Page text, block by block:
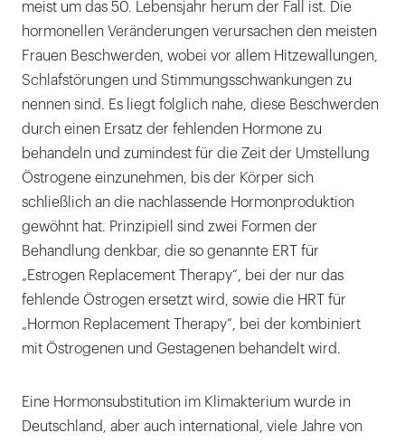
Keine Bedenken gegen Kurzzeittherapie
meist um das 50. Lebensjahr herum der Fall ist. Die
hormonellen Veränderungen verursachen den meisten
Frauen Beschwerden, wobei vor allem Hitzewallungen,
Schlafstörungen und Stimmungsschwankungen zu
nennen sind. Es liegt folglich nahe, diese Beschwerden
durch einen Ersatz der fehlenden Hormone zu
behandeln und zumindest für die Zeit der Umstellung
Östrogene einzunehmen, bis der Körper sich
schließlich an die nachlassende Hormonproduktion
gewöhnt hat. Prinzipiell sind zwei Formen der
Behandlung denkbar, die so genannte ERT für
„Estrogen Replacement Therapy“, bei der nur das
fehlende Östrogen ersetzt wird, sowie die HRT für
„Hormon Replacement Therapy“, bei der kombiniert
mit Östrogenen und Gestagenen behandelt wird.
Eine Hormonsubstitution im Klimakterium wurde in
Deutschland, aber auch international, viele Jahre von